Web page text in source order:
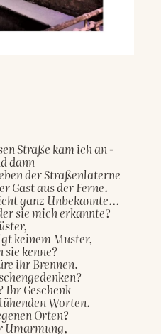
Straße kam ich an -
dann
der Straßenlaterne
Gast aus der Ferne.
ganz Unbekannte…
sie mich erkannte?
keinem Muster,
kenne?
ihr Brennen.
Ihr Geschenk
Worten.
Orten?
Umarmung,